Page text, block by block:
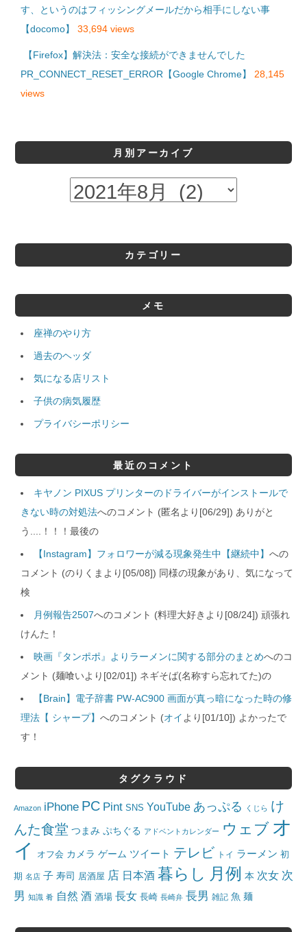
す、というのはフィッシングメールだから相手にしない事
【docomo】
33,694 views
【Firefox】解決法：安全な接続ができませんでした
PR_CONNECT_RESET_ERROR【Google Chrome】
28,145
views
月別アーカイブ
カテゴリー
メモ
座禅のやり方
過去のヘッダ
気になる店リスト
子供の病気履歴
プライバシーポリシー
最近のコメント
キヤノン PIXUS プリンターのドライバーがインストールで
きない時の対処法へのコメント (匿名より[06/29]) ありがと
う....！！！最後の
【Instagram】フォロワーが減る現象発生中【継続中】への
コメント (のりくまより[05/08]) 同様の現象があり、気になって
検
月例報告2507へのコメント (料理大好きより[08/24]) 頑張れ
けんた！
映画『タンポポ』よりラーメンに関する部分のまとめへのコ
メント (麺喰いより[02/01]) ネギそば(名称すら忘れてた)の
【Brain】電子辞書 PW-AC900 画面が真っ暗になった時の修
理法【 シャープ】 へのコメント (オイより[01/10]) よかったで
す！
タグクラウド
Amazon iPhone PC Pint SNS YouTube あっぷる くじら け
んた食堂 つまみ ぷちぐる アドベントカレンダー ウェブ オ
イ
オフ会 カメラ ゲーム ツイート テレビ トイ ラーメン 初
期 名店 子 寿司 居酒屋 店 日本酒 暮らし 月例 本 次女 次
男 知識 肴 自然 酒 酒場 長女 長崎 長崎弁 長男 雑記 魚 麺